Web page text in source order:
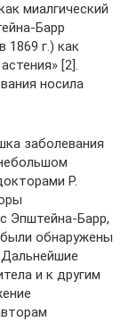
миалгический
Барр
1869 г.) как
[2].
носила
заболевания
P.
Эпштейна-Барр,
обнаружены
Дальнейшие
и к другим